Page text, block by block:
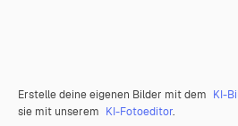
Erstelle deine eigenen Bilder mit dem KI-
sie mit unserem KI-Fotoeditor.